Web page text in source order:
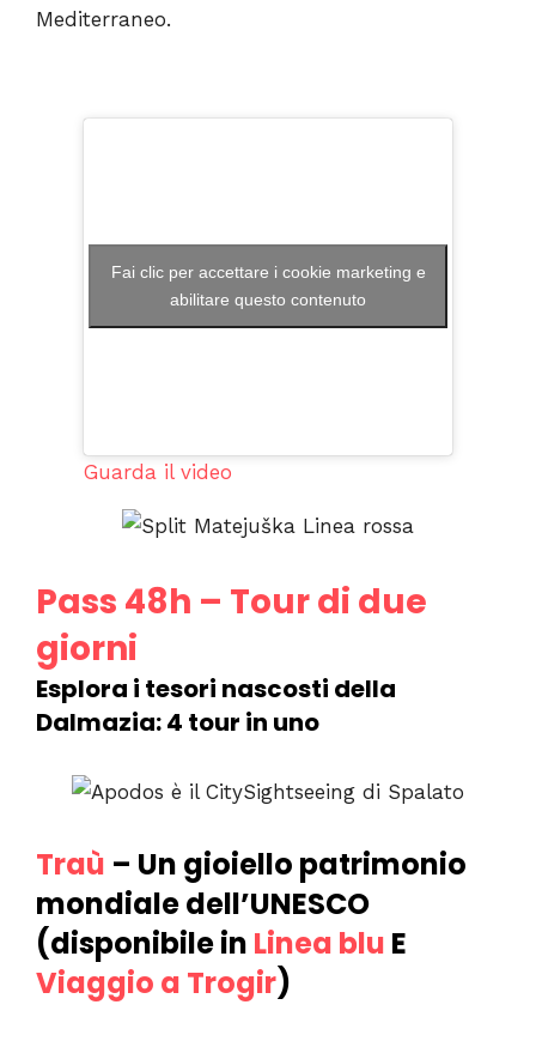
Mediterraneo.
Fai clic per accettare i cookie marketing e
abilitare questo contenuto
Guarda il video
Pass 48h – Tour di due
giorni
Esplora i tesori nascosti della
Dalmazia: 4 tour in uno
Traù – Un gioiello patrimonio
mondiale dell’UNESCO
(disponibile in Linea blu E
Viaggio a Trogir)